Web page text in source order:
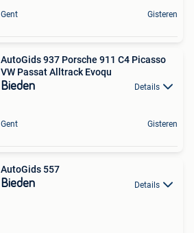
Gent Gisteren
AutoGids 937 Porsche 911 C4 Picasso
VW Passat Alltrack Evoqu
Bieden Details
Gent Gisteren
AutoGids 557
Bieden Details